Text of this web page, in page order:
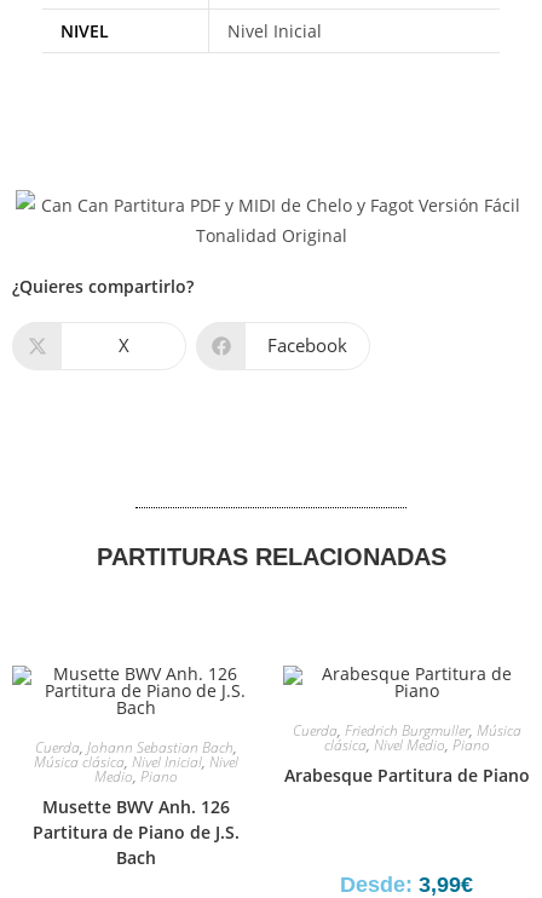
¿Quieres compartirlo?
X Facebook
NIVEL
Nivel Inicial
PARTITURAS RELACIONADAS
Cuerda, Johann Sebastian Bach,
Música clásica, Nivel Inicial, Nivel
Medio, Piano
Musette BWV Anh. 126
Partitura de Piano de J.S.
Bach
Cuerda, Friedrich Burgmuller, Música
clásica, Nivel Medio, Piano
Arabesque Partitura de Piano
Desde: 3,99€